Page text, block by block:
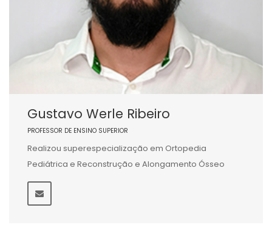
Gustavo Werle Ribeiro
PROFESSOR DE ENSINO SUPERIOR
Realizou superespecialização em Ortopedia
Pediátrica e Reconstrução e Alongamento Ósseo